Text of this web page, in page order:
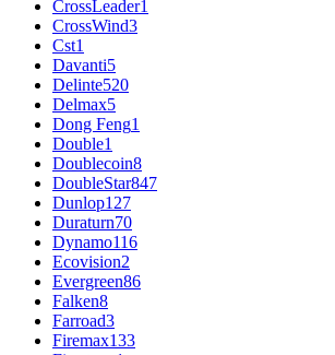
CrossLeader1
CrossWind3
Cst1
Davanti5
Delinte520
Delmax5
Dong Feng1
Double1
Doublecoin8
DoubleStar847
Dunlop127
Duraturn70
Dynamo116
Ecovision2
Evergreen86
Falken8
Farroad3
Firemax133